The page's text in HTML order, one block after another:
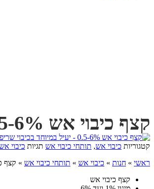
קצף כיבוי אש 6%-0.5
קטגוריות כיבוי אש, תותחי כיבוי אש תגיות כיבוי
ראשי » חנות » כיבוי אש » תותחי כיבוי אש » קצף
קצף כיבוי אש